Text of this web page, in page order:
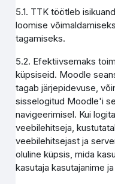
5.1. TTK töötleb
loomise
tagamiseks.
5.2. Efektiivsemaks
küpsiseid. Moodle
tagab järjepidevuse,
sisselogitud Moodle'i
navigeerimisel. Kui
veebilehitseja,
veebilehitsejast ja
oluline küpsis, mida
kasutaja kasutajanime